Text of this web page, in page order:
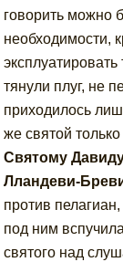
говорить можно
необходимости,
тянули плуг, не
приходилось
же святой
Святому
Лландеви-
против
под ним
святого над